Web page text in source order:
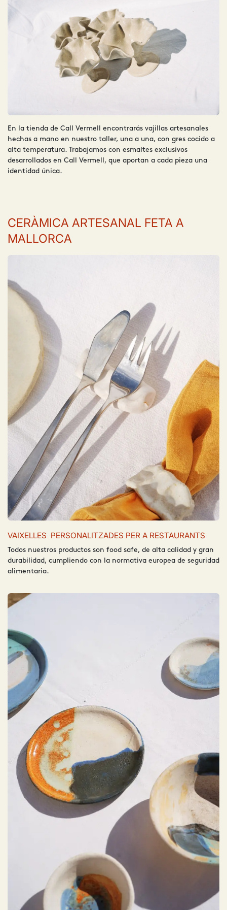
En la tienda de Call Vermell encontrarás vajillas artesanales
hechas a mano en nuestro taller, una a una, con gres cocido a
alta temperatura. Trabajamos con esmaltes exclusivos
desarrollados en Call Vermell, que aportan a cada pieza una
identidad única. ​
CERÀMICA ARTESANAL FETA A
MALLORCA
VAIXELLES PERSONALITZADES PER A RESTAURANTS
Todos nuestros productos son food safe, de alta calidad y gran
durabilidad, cumpliendo con la normativa europea de seguridad
alimentaria. ​